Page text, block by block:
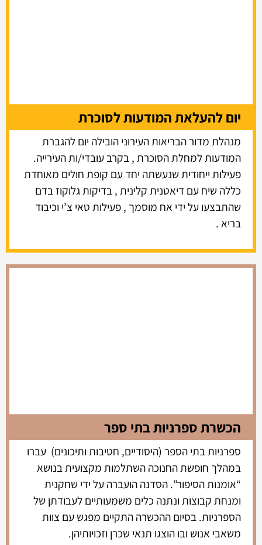
יום להעלאת המודעות לסוכרת
מנהלת מדור הבריאות העירוני הובילה יום להגברת
המודעות למחלת הסוכרת , בקרב עובדי/ות העירייה.
פעילות ייחודית שנעשתה יחד עם קופת חולים מאוחדת
כללה שיח עם דיאטנית קלינית , בדיקות גלוקוז בדם
שהתבצעו על ידי אח מוסמך , פעילות טאי צ’י וכיבוד
בריא .
הכשרת ספרניות בתי ספר
ספרניות בתי הספר (היסודיים, חטיבות ותיכונים) עברו
במהלך חופשת החנוכה השתלמות מקצועית בנושא
“אומנות הסיפור”. הסדנה הועברה על ידי שחקנית
ומנחת קבוצות ונתנה כלים משמעותיים לעבודתן של
הספרניות. בסיום ההכשרה התקיים מפגש עם צוות
משאבי אנוש ובו הוצגו תנאי שכרן וזכויותיהן.